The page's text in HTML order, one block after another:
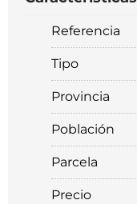
Referencia
Tipo
Provincia
Población
Parcela
Precio